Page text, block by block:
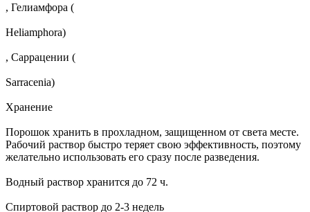
, Гелиамфора (
Heliamphora)
, Саррацении (
Sarracenia)
Хранение
Порошок хранить в прохладном, защищенном от света месте.
Рабочий раствор быстро теряет свою эффективность, поэтому
желательно использовать его сразу после разведения.
Водный раствор хранится до 72 ч.
Спиртовой раствор до 2-3 недель